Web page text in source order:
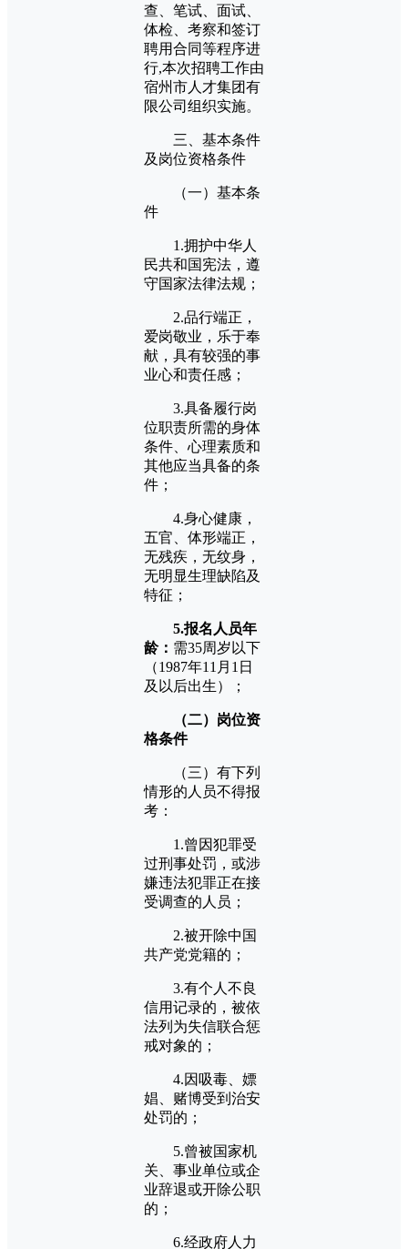
查、笔试、面试、
体检、考察和签订
聘用合同等程序进
行,本次招聘工作由
宿州市人才集团有
限公司组织实施。
三、基本条件
及岗位资格条件
（一）基本条
件
1.拥护中华人
民共和国宪法，遵
守国家法律法规；
2.品行端正，
爱岗敬业，乐于奉
献，具有较强的事
业心和责任感；
3.具备履行岗
位职责所需的身体
条件、心理素质和
其他应当具备的条
件；
4.身心健康，
五官、体形端正，
无残疾，无纹身，
无明显生理缺陷及
特征；
5.报名人员年
龄： 需35周岁以下
（1987年11月1日
及以后出生）；
（二）岗位资
格条件
（三）有下列
情形的人员不得报
考：
1.曾因犯罪受
过刑事处罚，或涉
嫌违法犯罪正在接
受调查的人员；
2.被开除中国
共产党党籍的；
3.有个人不良
信用记录的，被依
法列为失信联合惩
戒对象的；
4.因吸毒、嫖
娼、赌博受到治安
处罚的；
5.曾被国家机
关、事业单位或企
业辞退或开除公职
的；
6.经政府人力